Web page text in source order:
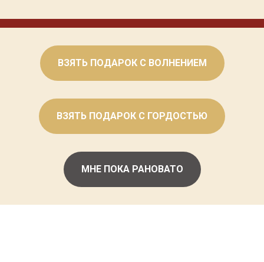
ВЗЯТЬ ПОДАРОК С ВОЛНЕНИЕМ
ВЗЯТЬ ПОДАРОК С ГОРДОСТЬЮ
МНЕ ПОКА РАНОВАТО